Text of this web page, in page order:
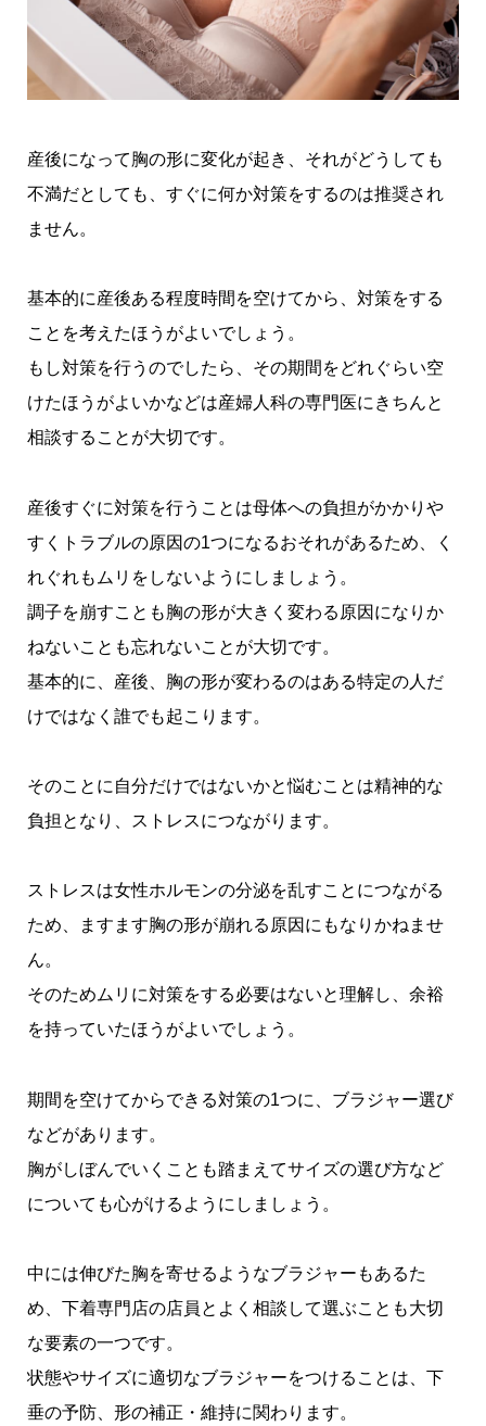
産後になって胸の形に変化が起き、それがどうしても
不満だとしても、すぐに何か対策をするのは推奨され
ません。
基本的に産後ある程度時間を空けてから、対策をする
ことを考えたほうがよいでしょう。
もし対策を行うのでしたら、その期間をどれぐらい空
けたほうがよいかなどは産婦人科の専門医にきちんと
相談することが大切です。
産後すぐに対策を行うことは母体への負担がかかりや
すくトラブルの原因の1つになるおそれがあるため、く
れぐれもムリをしないようにしましょう。
調子を崩すことも胸の形が大きく変わる原因になりか
ねないことも忘れないことが大切です。
基本的に、産後、胸の形が変わるのはある特定の人だ
けではなく誰でも起こります。
そのことに自分だけではないかと悩むことは精神的な
負担となり、ストレスにつながります。
ストレスは女性ホルモンの分泌を乱すことにつながる
ため、ますます胸の形が崩れる原因にもなりかねませ
ん。
そのためムリに対策をする必要はないと理解し、余裕
を持っていたほうがよいでしょう。
期間を空けてからできる対策の1つに、ブラジャー選び
などがあります。
胸がしぼんでいくことも踏まえてサイズの選び方など
についても心がけるようにしましょう。
中には伸びた胸を寄せるようなブラジャーもあるた
め、下着専門店の店員とよく相談して選ぶことも大切
な要素の一つです。
状態やサイズに適切なブラジャーをつけることは、下
垂の予防、形の補正・維持に関わります。